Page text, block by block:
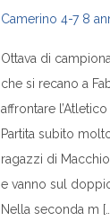
Camerino 4-7 8
Ottava di
che si recano a
affrontare
Partita subito
ragazzi di
e vanno sul
Nella seconda m